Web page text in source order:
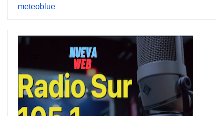
meteoblue